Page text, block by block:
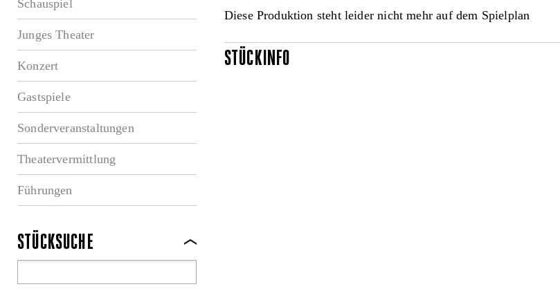
Schauspiel
Junges Theater
Konzert
Gastspiele
Sonderveranstaltungen
Theatervermittlung
Führungen
STÜCKSUCHE
Diese Produktion steht leider nicht mehr auf dem Spielplan
STÜCKINFO